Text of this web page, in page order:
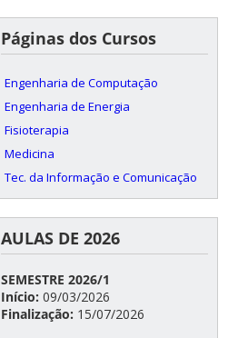
Páginas dos Cursos
Engenharia de Computação
Engenharia de Energia
Fisioterapia
Medicina
Tec. da Informação e Comunicação
AULAS DE 2026
SEMESTRE 2026/1
Início: 09/03/2026
Finalização: 15/07/2026